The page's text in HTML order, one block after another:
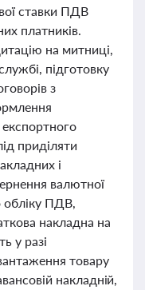
ставки ПДВ
платників.
на митниці,
підготовку
з
приділяти
і
валютної
обліку ПДВ,
накладна на
у разі
товару
накладній,